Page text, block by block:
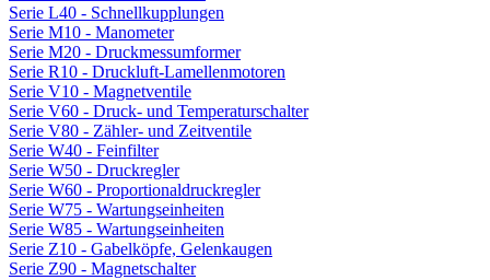
Serie L40 - Schnellkupplungen
Serie M10 - Manometer
Serie M20 - Druckmessumformer
Serie R10 - Druckluft-Lamellenmotoren
Serie V10 - Magnetventile
Serie V60 - Druck- und Temperaturschalter
Serie V80 - Zähler- und Zeitventile
Serie W40 - Feinfilter
Serie W50 - Druckregler
Serie W60 - Proportionaldruckregler
Serie W75 - Wartungseinheiten
Serie W85 - Wartungseinheiten
Serie Z10 - Gabelköpfe, Gelenkaugen
Serie Z90 - Magnetschalter